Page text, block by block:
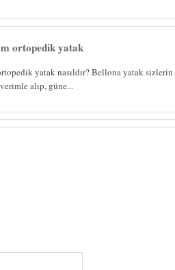
ortopedik yatak
yatak nasıldır? Bellona yatak sizlerin
alıp, güne...